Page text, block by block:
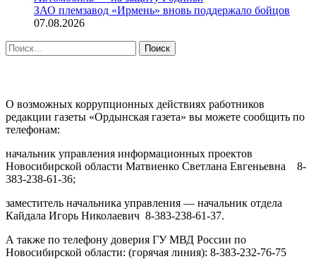
ЗАО племзавод «Ирмень» вновь поддержало бойцов
07.08.2026
Найти:
О возможных коррупционных действиях работников
редакции газеты «Ордынская газета» вы можете сообщить по
телефонам:
начальник управления информационных проектов
Новосибирской области Матвиенко Светлана Евгеньевна 8-
383-238-61-36;
заместитель начальника управления — начальник отдела
Кайдала Игорь Николаевич 8-383-238-61-37.
А также по телефону доверия ГУ МВД России по
Новосибирской области: (горячая линия): 8-383-232-76-75